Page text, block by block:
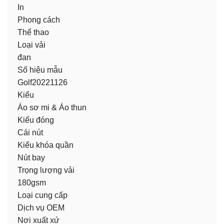
In
Phong cách
Thể thao
Loại vải
đan
Số hiệu mẫu
Golf20221126
Kiểu
Áo sơ mi & Áo thun
Kiểu đóng
Cái nút
Kiểu khóa quần
Nút bay
Trọng lượng vải
180gsm
Loại cung cấp
Dịch vụ OEM
Nơi xuất xứ